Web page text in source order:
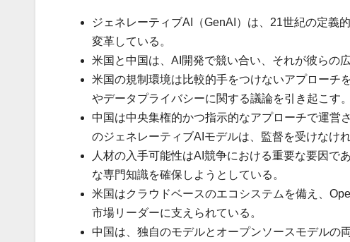
ジェネレーティブAI（GenAI）は、21世紀の定義
変革している。
米国と中国は、AI開発で競い合い、それが彼らの
米国の規制環境は比較的手をつけないアプローチ
やデータプライバシーに関する議論を引き起こす。
中国は中央集権的かつ指示的なアプローチで運営
のジェネレーティブAIモデルは、監督を受けなけ
人材の入手可能性はAI競争における重要な要因で
な専門知識を確保しようとしている。
米国はクラウドベースのエコシステムを備え、
市場リーダーに支えられている。
中国は、独自のモデルとオープンソースモデルの